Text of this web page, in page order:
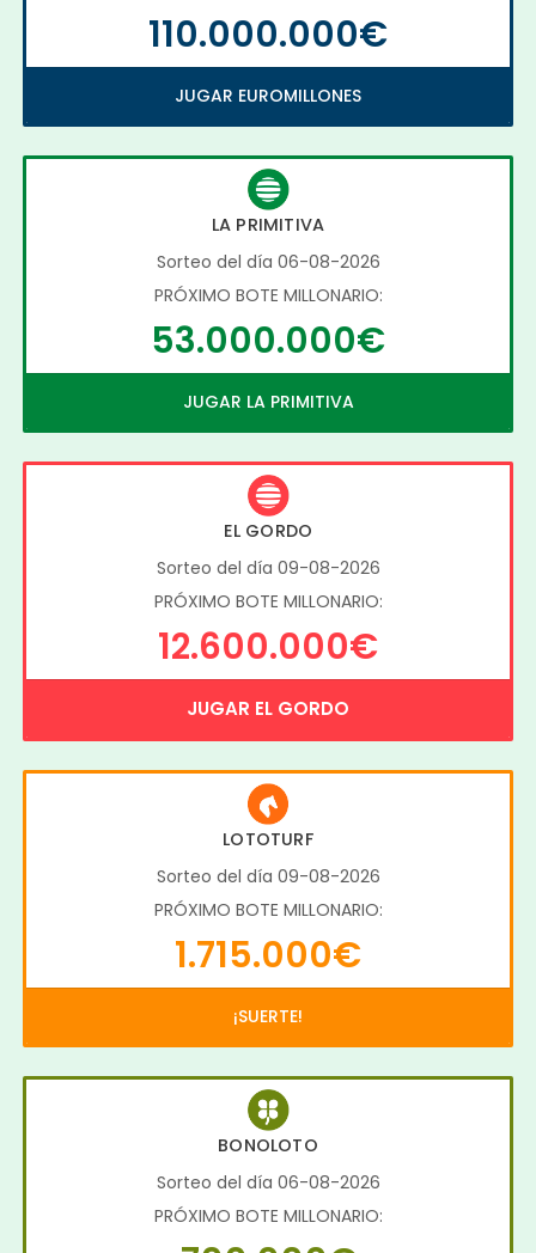
110.000.000€
JUGAR EUROMILLONES
LA PRIMITIVA
Sorteo del día 06-08-2026
PRÓXIMO BOTE MILLONARIO:
53.000.000€
JUGAR LA PRIMITIVA
EL GORDO
Sorteo del día 09-08-2026
PRÓXIMO BOTE MILLONARIO:
12.600.000€
JUGAR EL GORDO
LOTOTURF
Sorteo del día 09-08-2026
PRÓXIMO BOTE MILLONARIO:
1.715.000€
¡SUERTE!
BONOLOTO
Sorteo del día 06-08-2026
PRÓXIMO BOTE MILLONARIO: